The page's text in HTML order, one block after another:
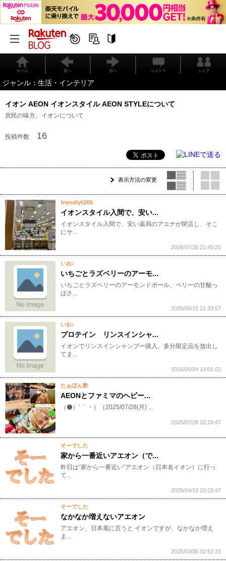
ホーム 前へ 次へ コメント シェア
ジャンル：生活・インテリア
イオン AEON イオンスタイル AEON STYLEについて
庶民の味方、イオンについて
投稿件数 16
表示方法の変更
friendly0205
イオンスタイル入間で、安い...
イオンスタイル入間で、安い薬局のアエナが閉店し、そこ
にサ...
2026/07/28 21:45:20
いお♪
いちごとラズベリーのアーモ...
いちごとラズベリーのアーモンドボール。ベリーの甘酸っ
ぱさ...
2026/06/15 21:33:57
いお♪
プロテイン リンスインシャ...
イオンでリンスインシャンプー購入。多分限定品を放出し
てま...
2026/05/24 13:01:02
たぁぽん酢
AEONとファミマのヘビー...
（⚫️）′ ｀・）｛2025/07/28(月) ...
2025/07/28 22:24:47
そーでした
家から一番近いアエオン（で...
昨日は“家から一番近い”アエオン（日本名イオン）に行っ
て...
2025/04/10 20:22:47
そーでした
なかなか増えないアエオン
アエオン、日本風に言うと イオンですが、なかなか増え
ま...
2025/03/06 02:52:23